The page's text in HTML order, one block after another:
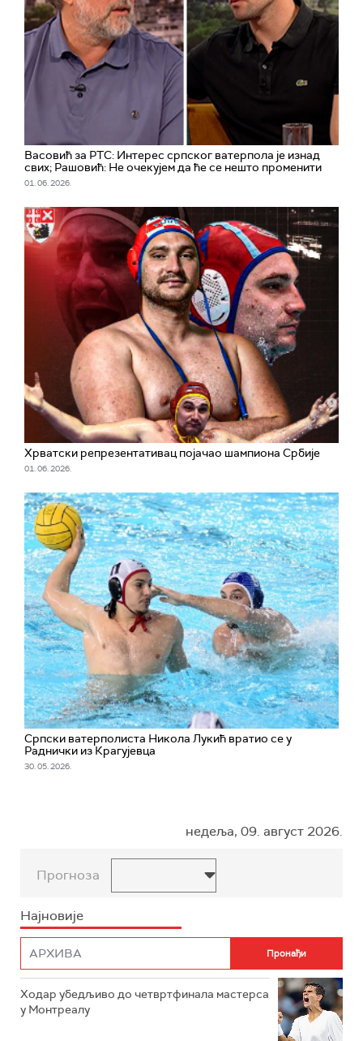
Васовић за РТС: Интерес српског ватерпола је изнад
свих; Рашовић: Не очекујем да ће се нешто променити
01. 06. 2026.
Хрватски репрезентативац појачао шампиона Србије
01. 06. 2026.
Српски ватерполиста Никола Лукић вратио се у
Раднички из Крагујевца
30. 05. 2026.
недеља, 09. август 2026.
Прогноза
Најновије
Ходар убедљиво до четвртфинала мастерса
у Монтреалу